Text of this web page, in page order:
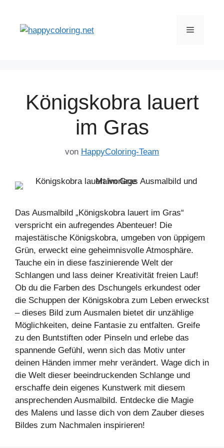
springen
Menü
Königskobra lauert
im Gras
von HappyColoring-Team
Das Ausmalbild „Königskobra lauert im Gras“
verspricht ein aufregendes Abenteuer! Die
majestätische Königskobra, umgeben von üppigem
Grün, erweckt eine geheimnisvolle Atmosphäre.
Tauche ein in diese faszinierende Welt der
Schlangen und lass deiner Kreativität freien Lauf!
Ob du die Farben des Dschungels erkundest oder
die Schuppen der Königskobra zum Leben erweckst
– dieses Bild zum Ausmalen bietet dir unzählige
Möglichkeiten, deine Fantasie zu entfalten. Greife
zu den Buntstiften oder Pinseln und erlebe das
spannende Gefühl, wenn sich das Motiv unter
deinen Händen immer mehr verändert. Wage dich in
die Welt dieser beeindruckenden Schlange und
erschaffe dein eigenes Kunstwerk mit diesem
ansprechenden Ausmalbild. Entdecke die Magie
des Malens und lasse dich von dem Zauber dieses
Bildes zum Nachmalen inspirieren!